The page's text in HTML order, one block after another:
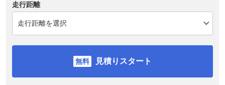
走行距離
見積りスタート